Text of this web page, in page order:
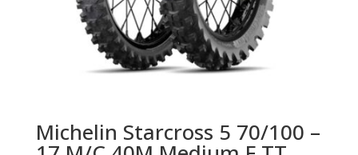
Michelin Starcross 5 70/100 –